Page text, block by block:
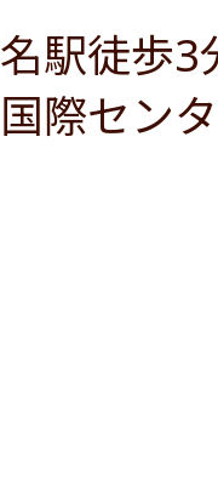
名駅徒歩3
国際セン